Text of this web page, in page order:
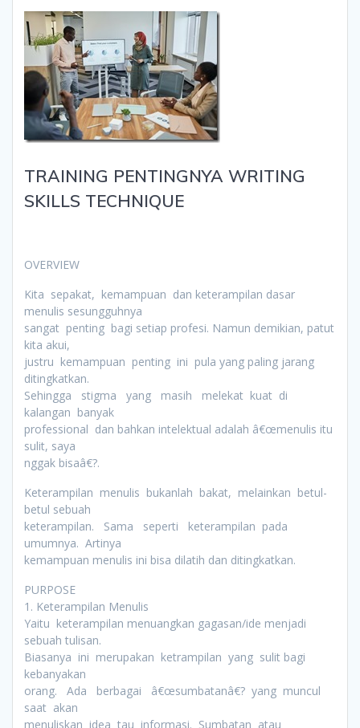
TRAINING PENTINGNYA WRITING
SKILLS TECHNIQUE
OVERVIEW
Kita sepakat, kemampuan dan keterampilan dasar
menulis sesungguhnya
sangat penting bagi setiap profesi. Namun demikian, patut
kita akui,
justru kemampuan penting ini pula yang paling jarang
ditingkatkan.
Sehingga stigma yang masih melekat kuat di
kalangan banyak
professional dan bahkan intelektual adalah â€œmenulis itu
sulit, saya
nggak bisaâ€?.
Keterampilan menulis bukanlah bakat, melainkan betul-
betul sebuah
keterampilan. Sama seperti keterampilan pada
umumnya. Artinya
kemampuan menulis ini bisa dilatih dan ditingkatkan.
PURPOSE
1. Keterampilan Menulis
Yaitu keterampilan menuangkan gagasan/ide menjadi
sebuah tulisan.
Biasanya ini merupakan ketrampilan yang sulit bagi
kebanyakan
orang. Ada berbagai â€œsumbatanâ€? yang muncul
saat akan
menuliskan idea tau informasi. Sumbatan atau